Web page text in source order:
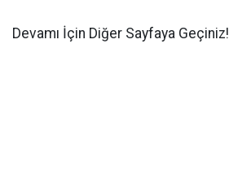
Devamı İçin Diğer Sayfaya Geçiniz!